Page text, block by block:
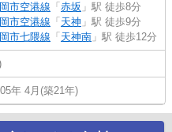
市空港線 「 赤坂 」駅 徒歩8分
市空港線 「 天神 」駅 徒歩9分
市七隈線 「 天神南 」駅 徒歩12分
年 4月(築21年)